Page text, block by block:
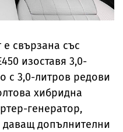
свързана със
изоставя 3,0-
с 3,0-литров редови
хибридна
генератор,
допълнителни